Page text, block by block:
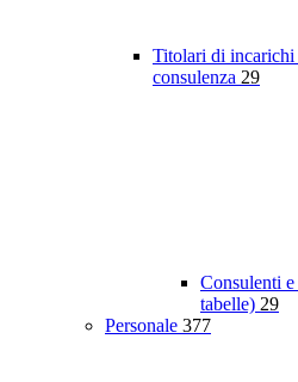
Titolari di
consulenza 29
Consulenti
tabelle) 29
Personale 377